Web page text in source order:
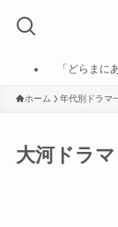
「どらまに
ホーム 年代別ドラマ
大河ドラマ